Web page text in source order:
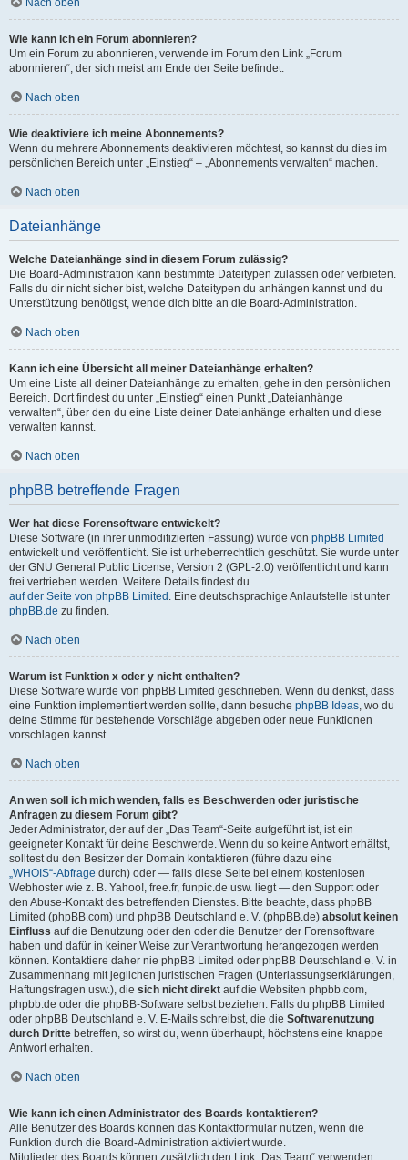
Nach oben
Wie kann ich ein Forum abonnieren?
Um ein Forum zu abonnieren, verwende im Forum den Link „Forum
abonnieren“, der sich meist am Ende der Seite befindet.
Nach oben
Wie deaktiviere ich meine Abonnements?
Wenn du mehrere Abonnements deaktivieren möchtest, so kannst du dies im
persönlichen Bereich unter „Einstieg“ – „Abonnements verwalten“ machen.
Nach oben
Dateianhänge
Welche Dateianhänge sind in diesem Forum zulässig?
Die Board-Administration kann bestimmte Dateitypen zulassen oder verbieten.
Falls du dir nicht sicher bist, welche Dateitypen du anhängen kannst und du
Unterstützung benötigst, wende dich bitte an die Board-Administration.
Nach oben
Kann ich eine Übersicht all meiner Dateianhänge erhalten?
Um eine Liste all deiner Dateianhänge zu erhalten, gehe in den persönlichen
Bereich. Dort findest du unter „Einstieg“ einen Punkt „Dateianhänge
verwalten“, über den du eine Liste deiner Dateianhänge erhalten und diese
verwalten kannst.
Nach oben
phpBB betreffende Fragen
Wer hat diese Forensoftware entwickelt?
Diese Software (in ihrer unmodifizierten Fassung) wurde von phpBB Limited
entwickelt und veröffentlicht. Sie ist urheberrechtlich geschützt. Sie wurde unter
der GNU General Public License, Version 2 (GPL-2.0) veröffentlicht und kann
frei vertrieben werden. Weitere Details findest du
auf der Seite von phpBB Limited . Eine deutschsprachige Anlaufstelle ist unter
phpBB.de zu finden.
Nach oben
Warum ist Funktion x oder y nicht enthalten?
Diese Software wurde von phpBB Limited geschrieben. Wenn du denkst, dass
eine Funktion implementiert werden sollte, dann besuche phpBB Ideas, wo du
deine Stimme für bestehende Vorschläge abgeben oder neue Funktionen
vorschlagen kannst.
Nach oben
An wen soll ich mich wenden, falls es Beschwerden oder juristische
Anfragen zu diesem Forum gibt?
Jeder Administrator, der auf der „Das Team“-Seite aufgeführt ist, ist ein
geeigneter Kontakt für deine Beschwerde. Wenn du so keine Antwort erhältst,
solltest du den Besitzer der Domain kontaktieren (führe dazu eine
„WHOIS“-Abfrage durch) oder — falls diese Seite bei einem kostenlosen
Webhoster wie z. B. Yahoo!, free.fr, funpic.de usw. liegt — den Support oder
den Abuse-Kontakt des betreffenden Dienstes. Bitte beachte, dass phpBB
Limited (phpBB.com) und phpBB Deutschland e. V. (phpBB.de) absolut keinen
Einfluss auf die Benutzung oder den oder die Benutzer der Forensoftware
haben und dafür in keiner Weise zur Verantwortung herangezogen werden
können. Kontaktiere daher nie phpBB Limited oder phpBB Deutschland e. V. in
Zusammenhang mit jeglichen juristischen Fragen (Unterlassungserklärungen,
Haftungsfragen usw.), die sich nicht direkt auf die Websiten phpbb.com,
phpbb.de oder die phpBB-Software selbst beziehen. Falls du phpBB Limited
oder phpBB Deutschland e. V. E-Mails schreibst, die die Softwarenutzung
durch Dritte betreffen, so wirst du, wenn überhaupt, höchstens eine knappe
Antwort erhalten.
Nach oben
Wie kann ich einen Administrator des Boards kontaktieren?
Alle Benutzer des Boards können das Kontaktformular nutzen, wenn die
Funktion durch die Board-Administration aktiviert wurde.
Mitglieder des Boards können zusätzlich den Link „Das Team“ verwenden.